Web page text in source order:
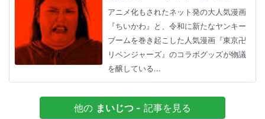
アニメ化もされたネット発の大人気漫画
『ちいかわ』と、令和に新たなヤンキー
ブームを巻き起こした人気漫画『東京卍
リベンジャーズ』のコラボグッズが物議
を醸している...
他の まいじつ - 記事を見る